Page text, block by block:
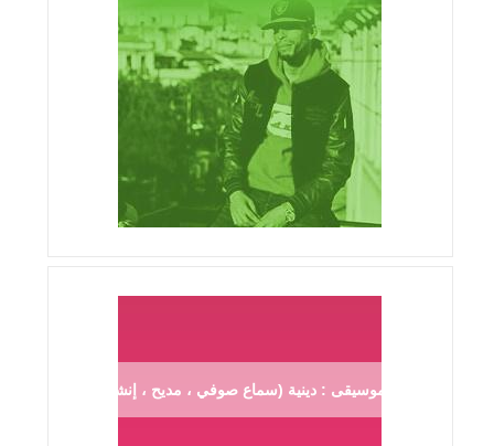
موسيقى : دينية (سماع صوفي ، مديح ، إنشاد ...)